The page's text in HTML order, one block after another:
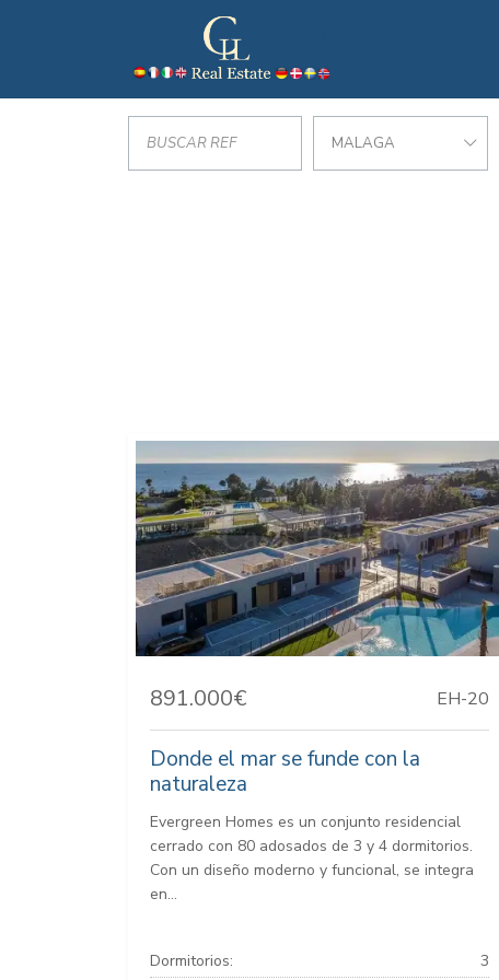
MALAGA
891.000€ EH-20
Donde el mar se funde con la
naturaleza
Evergreen Homes es un conjunto residencial
cerrado con 80 adosados de 3 y 4 dormitorios.
Con un diseño moderno y funcional, se integra
en...
Dormitorios: 3